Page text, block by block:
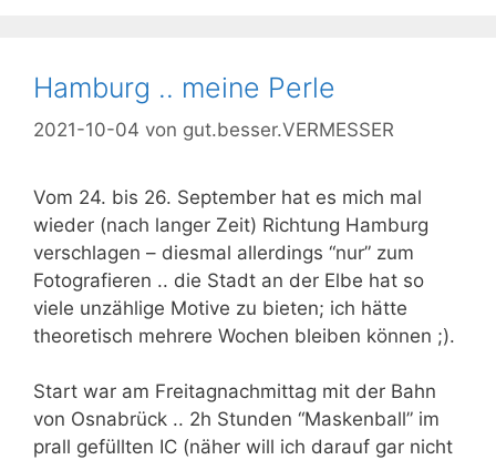
Hamburg .. meine Perle
2021-10-04 von gut.besser.VERMESSER
Vom 24. bis 26. September hat es mich mal
wieder (nach langer Zeit) Richtung Hamburg
verschlagen – diesmal allerdings “nur” zum
Fotografieren .. die Stadt an der Elbe hat so
viele unzählige Motive zu bieten; ich hätte
theoretisch mehrere Wochen bleiben können ;).
Start war am Freitagnachmittag mit der Bahn
von Osnabrück .. 2h Stunden “Maskenball” im
prall gefüllten IC (näher will ich darauf gar nicht